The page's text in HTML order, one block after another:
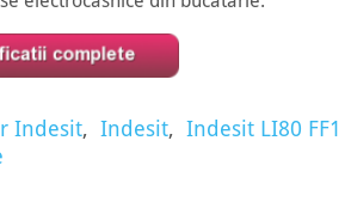
Indesit, Indesit, Indesit LI80 FF1